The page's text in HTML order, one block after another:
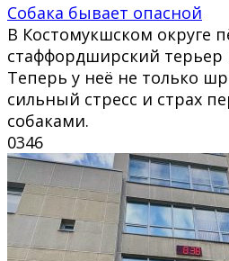
Собака бывает опасной
В Костомукшском округе
стаффордширский
Теперь у неё не только
сильный стресс и страх
собаками.
0346